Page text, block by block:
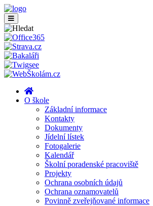
O škole
Základní informace
Kontakty
Dokumenty
Jídelní lístek
Fotogalerie
Kalendář
Školní poradenské pracoviště
Projekty
Ochrana osobních údajů
Ochrana oznamovatelů
Povinně zveřejňované informace